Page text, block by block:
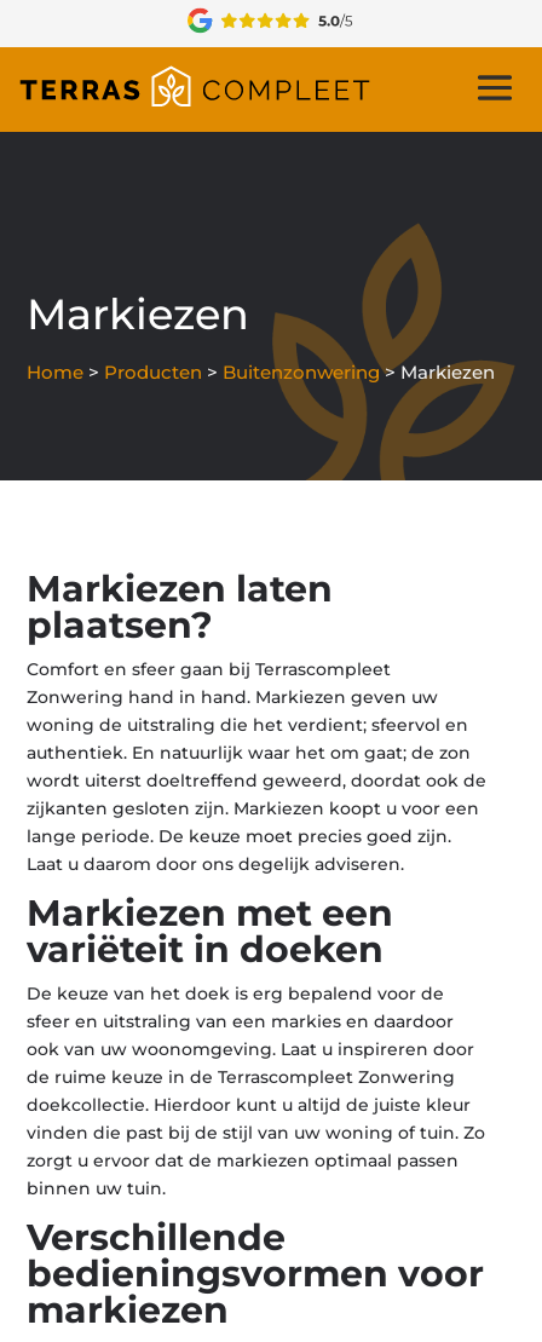
Markiezen
Home > Producten > Buitenzonwering>Markiezen
Markiezen laten
plaatsen?
Comfort en sfeer gaan bij Terrascompleet
Zonwering hand in hand. Markiezen geven uw
woning de uitstraling die het verdient; sfeervol en
authentiek. En natuurlijk waar het om gaat; de zon
wordt uiterst doeltreffend geweerd, doordat ook de
zijkanten gesloten zijn. Markiezen koopt u voor een
lange periode. De keuze moet precies goed zijn.
Laat u daarom door ons degelijk adviseren.
Markiezen met een
variëteit in doeken
De keuze van het doek is erg bepalend voor de
sfeer en uitstraling van een markies en daardoor
ook van uw woonomgeving. Laat u inspireren door
de ruime keuze in de Terrascompleet Zonwering
doekcollectie. Hierdoor kunt u altijd de juiste kleur
vinden die past bij de stijl van uw woning of tuin. Zo
zorgt u ervoor dat de markiezen optimaal passen
binnen uw tuin.
Verschillende
bedieningsvormen voor
markiezen